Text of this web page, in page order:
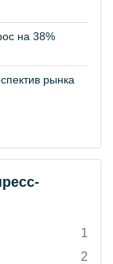
на 38%
рынка
1
2